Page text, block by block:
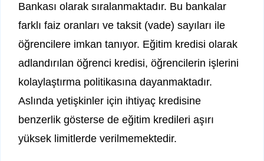
Bankası olarak sıralanmaktadır. Bu bankalar
farklı faiz oranları ve taksit (vade) sayıları ile
öğrencilere imkan tanıyor. Eğitim kredisi olarak
adlandırılan öğrenci kredisi, öğrencilerin işlerini
kolaylaştırma politikasına dayanmaktadır.
Aslında yetişkinler için ihtiyaç kredisine
benzerlik gösterse de eğitim kredileri aşırı
yüksek limitlerde verilmemektedir.